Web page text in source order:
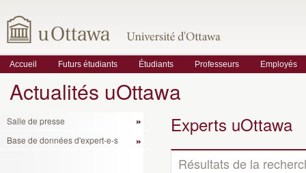
Accueil Futurs étudiants Étudiants Professeurs Employés
Actualités uOttawa
Salle de presse
Base de données d'expert-e-s
Experts uOttawa
Résultats de la